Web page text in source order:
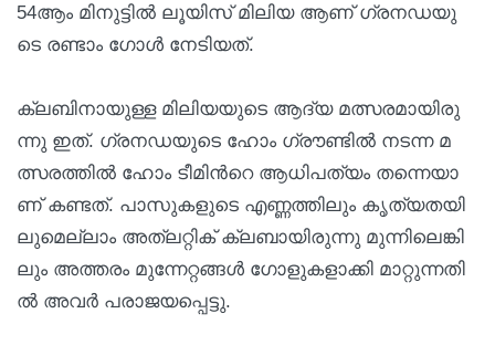
54ആം ​മി​നു​ട്ടി​ൽ ലൂ​യി​സ് മി​ലി​യ ആ​ണ് ഗ്ര​ന​ഡ​യു​
ടെ ര​ണ്ടാം ഗോ​ൾ നേ​ടി​യ​ത്.
ക്ല​ബി​നാ​യു​ള്ള മി​ലി​യ​യു​ടെ ആ​ദ്യ മ​ത്സ​ര​മാ​യി​രു​
ന്നു ഇ​ത്. ഗ്ര​ന​ഡ​യു​ടെ ഹോം ​ഗ്രൗ​ണ്ടി​ൽ ന​ട​ന്ന മ​
ത്സ​ര​ത്തി​ൽ ഹോം ​ടീ​മി​ന്‍റെ ആ​ധി​പ​ത്യം ത​ന്നെ​യാ​
ണ് ക​ണ്ട​ത്. പാ​സു​ക​ളു​ടെ എ​ണ്ണ​ത്തി​ലും കൃ​ത്യ​ത​യി​
ലു​മെ​ല്ലാം അ​ത്ല​റ്റി​ക് ക്ല​ബാ​യി​രു​ന്നു മു​ന്നി​ലെ​ങ്കി​
ലും അ​ത്ത​രം മു​ന്നേ​റ്റ​ങ്ങ​ൾ ഗോ​ളു​ക​ളാ​ക്കി മാ​റ്റു​ന്ന​തി​
ൽ അ​വ​ർ പ​രാ​ജ​യ​പ്പെ​ട്ടു.